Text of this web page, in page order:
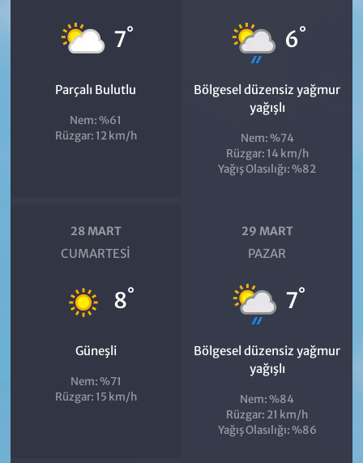
7°
Parçalı Bulutlu
Nem: %61
Rüzgar: 12 km/h
6°
Bölgesel düzensiz yağmur
yağışlı
Nem: %74
Rüzgar: 14 km/h
Yağış Olasılığı: %82
28 MART
CUMARTESI
8°
Güneşli
Nem: %71
Rüzgar: 15 km/h
29 MART
PAZAR
7°
Bölgesel düzensiz yağmur
yağışlı
Nem: %84
Rüzgar: 21 km/h
Yağış Olasılığı: %86